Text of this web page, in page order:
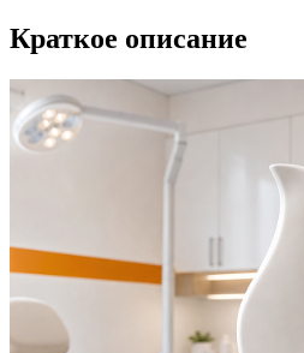
Краткое описание